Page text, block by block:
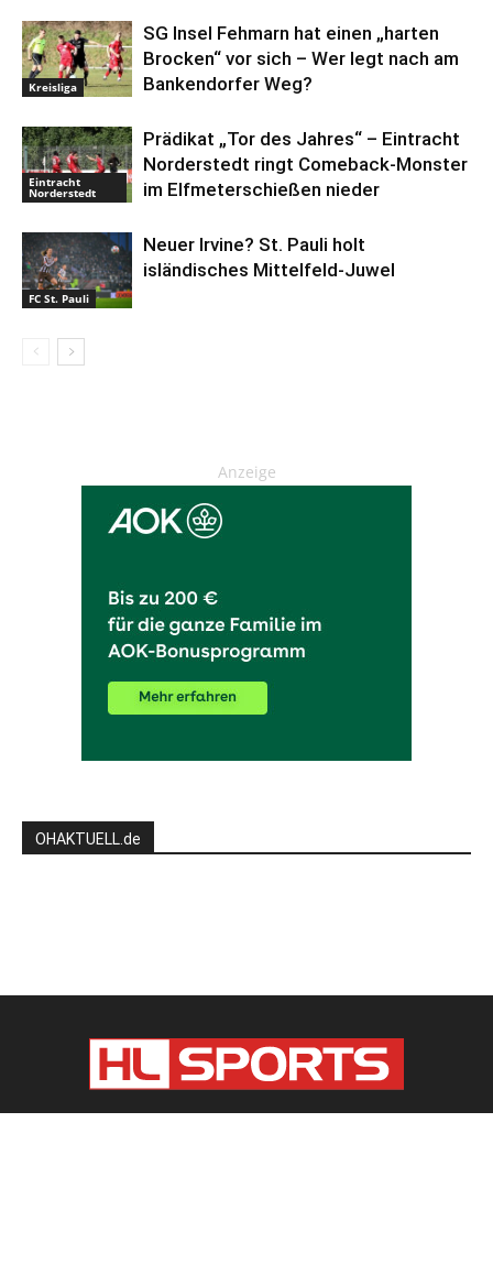
Kreisliga
SG Insel Fehmarn hat einen „harten
Brocken“ vor sich – Wer legt nach am
Bankendorfer Weg?
Eintracht
Norderstedt
Prädikat „Tor des Jahres“ – Eintracht
Norderstedt ringt Comeback-Monster
im Elfmeterschießen nieder
FC St. Pauli
Neuer Irvine? St. Pauli holt
isländisches Mittelfeld-Juwel
Anzeige
OHAKTUELL.de